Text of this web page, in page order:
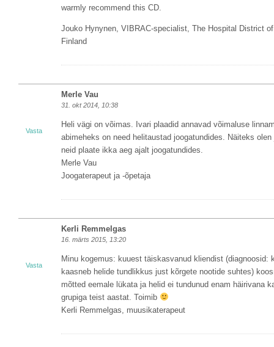
warmly recommend this CD.
Jouko Hynynen, VIBRAC-specialist, The Hospital District
Finland
Merle Vau
31. okt 2014, 10:38
Heli vägi on võimas. Ivari plaadid annavad võimaluse
abimeheks on need helitaustad joogatundides. Näiteks
neid plaate ikka aeg ajalt joogatundides.
Merle Vau
Joogaterapeut ja -õpetaja
Vasta
Kerli Remmelgas
16. märts 2015, 13:20
Minu kogemus: kuuest täiskasvanud kliendist
kaasneb helide tundlikkus just kõrgete nootide suhtes)
mõtted eemale lükata ja helid ei tundunud enam häirivana
grupiga teist aastat. Toimib
Kerli Remmelgas, muusikaterapeut
Vasta